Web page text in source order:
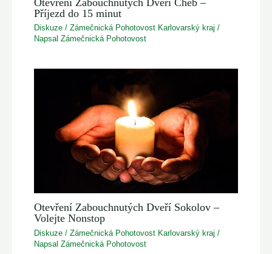
Příjezd do 15 minut
Diskuze /Zámečnická Pohotovost Karlovarský kraj /
NapsalZámečnická Pohotovost
Otevření Zabouchnutých Dveří Sokolov –
Volejte Nonstop
Diskuze /Zámečnická Pohotovost Karlovarský kraj /
NapsalZámečnická Pohotovost